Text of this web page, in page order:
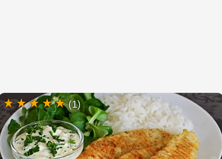
(1)